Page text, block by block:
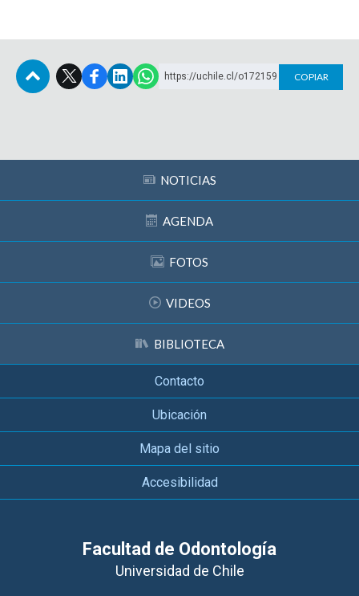
https://uchile.cl/o172159 COPIAR
NOTICIAS
AGENDA
FOTOS
VIDEOS
BIBLIOTECA
Contacto
Ubicación
Mapa del sitio
Accesibilidad
Facultad de Odontología
Universidad de Chile